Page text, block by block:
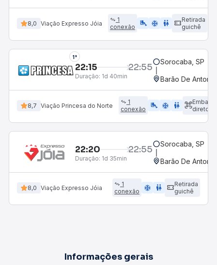
8,0 Viação Expresso Jóia
1
conexão
airline_seat_legroom_extra ac_unit WC
Retirada
guichê
1°
22:15 22:55
Duração: 1d 40min
Sorocaba, SP
Barão De
8,7 Viação Princesa do Norte
1
conexão
airline_seat_legroom_extra ac_unit WC
direto
22:20 22:55
Duração: 1d 35min
Sorocaba, SP
Barão De
8,0 Viação Expresso Jóia
1
conexão
ac_unit wc
Retirada
guichê
Informações gerais